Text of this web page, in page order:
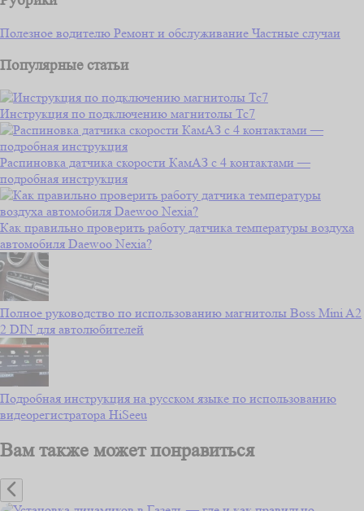
Полезное водителю Ремонт и обслуживание Частные случаи
Популярные статьи
Инструкция по подключению магнитолы Тс7
Распиновка датчика скорости КамАЗ с 4 контактами —
подробная инструкция
Как правильно проверить работу датчика температуры воздуха
автомобиля Daewoo Nexia?
Полное руководство по использованию магнитолы Boss Mini A2
2 DIN для автолюбителей
Подробная инструкция на русском языке по использованию
видеорегистратора HiSeeu
Вам также может понравиться